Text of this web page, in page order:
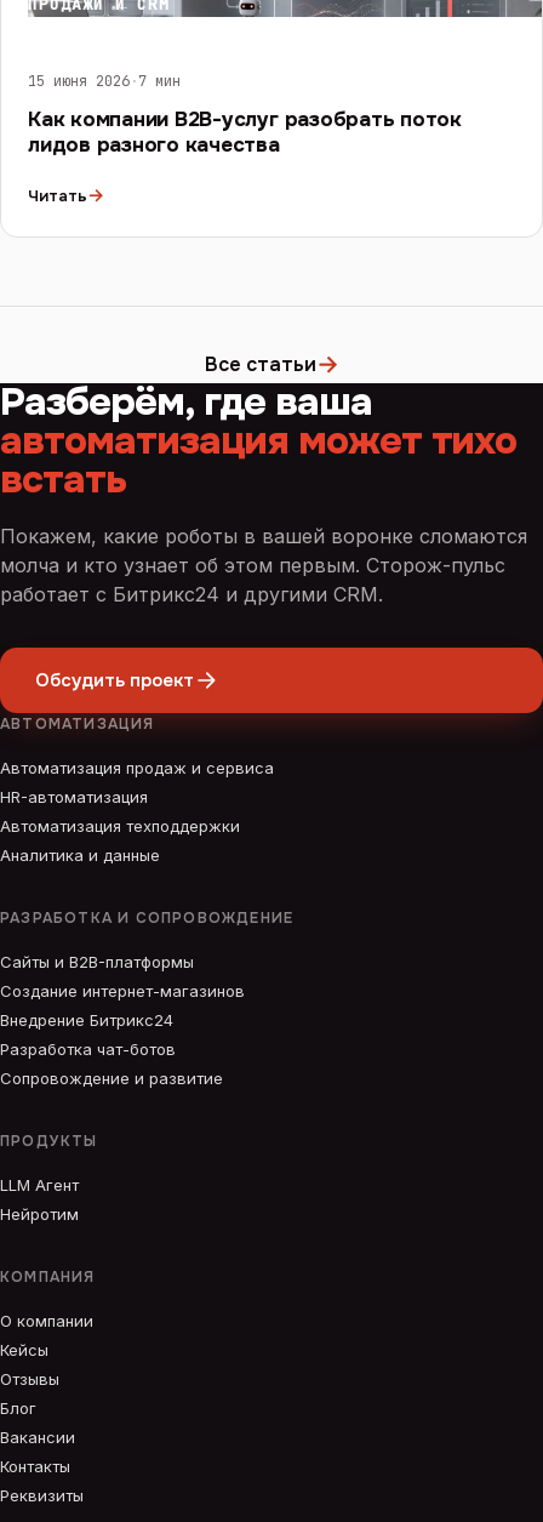
ПРОДАЖИ И CRM
15 июня 2026·7 мин
Как компании B2B-услуг разобрать поток
лидов разного качества
Читать→
Все статьи→
Разберём, где ваша
автоматизация может тихо
встать
Покажем, какие роботы в вашей воронке сломаются
молча и кто узнает об этом первым. Сторож-пульс
работает с Битрикс24 и другими CRM.
Обсудить проект
АВТОМАТИЗАЦИЯ
Автоматизация продаж и сервиса
HR-автоматизация
Автоматизация техподдержки
Аналитика и данные
РАЗРАБОТКА И СОПРОВОЖДЕНИЕ
Сайты и B2B-платформы
Создание интернет-магазинов
Внедрение Битрикс24
Разработка чат-ботов
Сопровождение и развитие
ПРОДУКТЫ
LLM Агент
Нейротим
КОМПАНИЯ
О компании
Кейсы
Отзывы
Блог
Вакансии
Контакты
Реквизиты